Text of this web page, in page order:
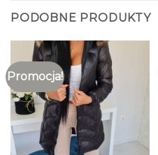
PODOBNE PRODUKTY
Promocja!